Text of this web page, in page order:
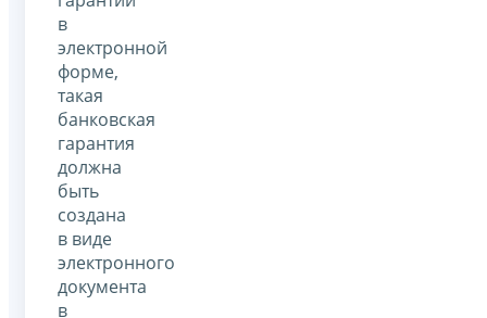
в
электронной
форме,
такая
банковская
гарантия
должна
быть
создана
в виде
электронного
документа
в